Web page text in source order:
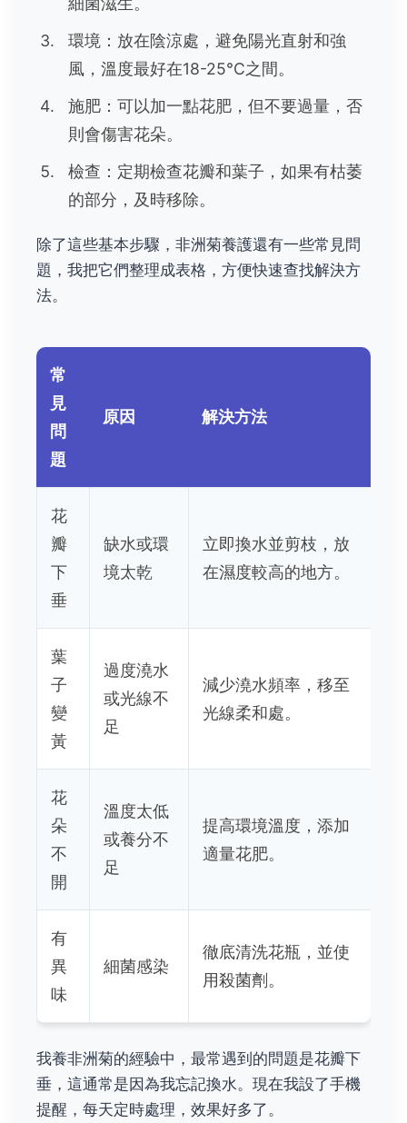
環境：放在陰涼處，避免陽光直射和強
風，溫度最好在18-25°C之間。
施肥：可以加一點花肥，但不要過量，否
則會傷害花朵。
檢查：定期檢查花瓣和葉子，如果有枯萎
的部分，及時移除。
除了這些基本步驟，非洲菊養護還有一些常見問
題，我把它們整理成表格，方便快速查找解決方
法。
常
見
問
題
原因 解決方法
花
瓣
下
垂
缺水或環
境太乾
立即換水並剪枝，放
在濕度較高的地方。
葉
子
變
黃
過度澆水
或光線不
足
減少澆水頻率，移至
光線柔和處。
花
朵
不
開
溫度太低
或養分不
足
提高環境溫度，添加
適量花肥。
有
異
味
細菌感染
徹底清洗花瓶，並使
用殺菌劑。
我養非洲菊的經驗中，最常遇到的問題是花瓣下
垂，這通常是因為我忘記換水。現在我設了手機
提醒，每天定時處理，效果好多了。